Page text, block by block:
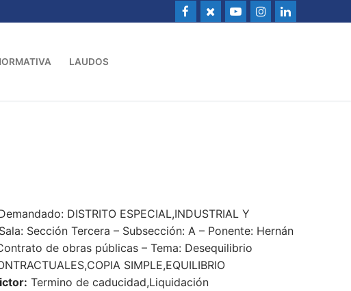
LAUDOS
DISTRITO ESPECIAL,INDUSTRIAL Y
Sección Tercera – Subsección: A – Ponente: Hernán
de obras públicas – Tema: Desequilibrio
SIMPLE,EQUILIBRIO
Termino de caducidad,Liquidación